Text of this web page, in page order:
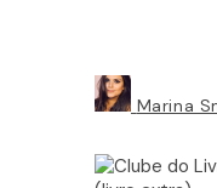
Marina